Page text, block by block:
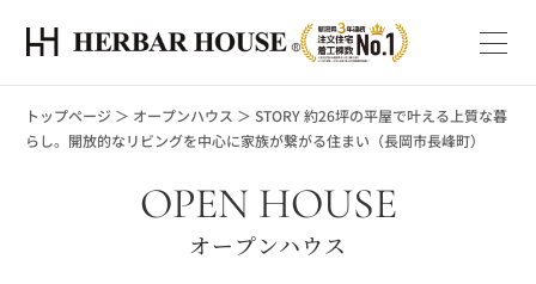
トップページ ＞ オープンハウス ＞ STORY 約26坪の平屋で叶える上質な暮
らし。開放的なリビングを中心に家族が繋がる住まい（長岡市長峰町）
OPEN HOUSE
オープンハウス